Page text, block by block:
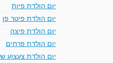
יום הולדת פיות
יום הולדת פיטר פן
יום הולדת פיצה
יום הולדת פרחים
יום הולדת צעצוע